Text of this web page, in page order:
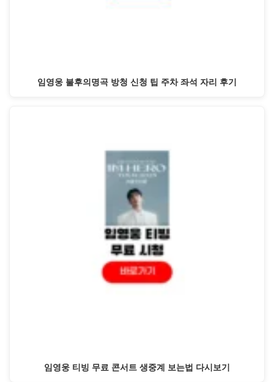
임영웅 불후의명곡 방청 신청 팁 주차 좌석 자리 후기
임영웅 티빙 무료 콘서트 생중계 보는법 다시보기